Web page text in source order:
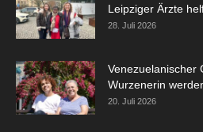
Leipziger Ärzte
28. Juli 2026
Venezuelanischer
Wurzenerin
20. Juli 2026